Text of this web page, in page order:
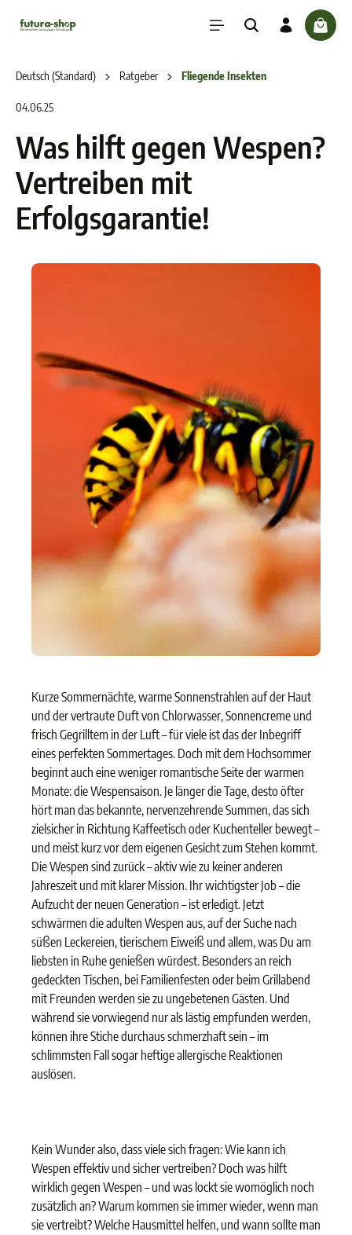
springen
Deutsch (Standard) Ratgeber Fliegende Insekten
04.06.25
Was hilft gegen Wespen?
Vertreiben mit
Erfolgsgarantie!
Kurze Sommernächte, warme Sonnenstrahlen auf der Haut
und der vertraute Duft von Chlorwasser, Sonnencreme und
frisch Gegrilltem in der Luft – für viele ist das der Inbegriff
eines perfekten Sommertages. Doch mit dem Hochsommer
beginnt auch eine weniger romantische Seite der warmen
Monate: die Wespensaison. Je länger die Tage, desto öfter
hört man das bekannte, nervenzehrende Summen, das sich
zielsicher in Richtung Kaffeetisch oder Kuchenteller bewegt –
und meist kurz vor dem eigenen Gesicht zum Stehen kommt.
Die Wespen sind zurück – aktiv wie zu keiner anderen
Jahreszeit und mit klarer Mission. Ihr wichtigster Job – die
Aufzucht der neuen Generation – ist erledigt. Jetzt
schwärmen die adulten Wespen aus, auf der Suche nach
süßen Leckereien, tierischem Eiweiß und allem, was Du am
liebsten in Ruhe genießen würdest. Besonders an reich
gedeckten Tischen, bei Familienfesten oder beim Grillabend
mit Freunden werden sie zu ungebetenen Gästen. Und
während sie vorwiegend nur als lästig empfunden werden,
können ihre Stiche durchaus schmerzhaft sein – im
schlimmsten Fall sogar heftige allergische Reaktionen
auslösen.
Kein Wunder also, dass viele sich fragen: Wie kann ich
Wespen effektiv und sicher vertreiben? Doch was hilft
wirklich gegen Wespen – und was lockt sie womöglich noch
zusätzlich an? Warum kommen sie immer wieder, wenn man
sie vertreibt? Welche Hausmittel helfen, und wann sollte man